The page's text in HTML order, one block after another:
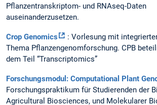
Pflanzentranskriptom- und RNAseq-Daten
auseinanderzusetzen.
Crop Genomics
: Vorlesung mit
Thema Pflanzengenomforschung. CPB
dem Teil “Transcriptomics”
Forschungsmodul: Computational Plant
Forschungspraktikum für Studierenden der
Agricultural Biosciences, und Molekularer